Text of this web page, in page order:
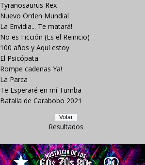
Tyranosaurus Rex
Nuevo Orden Mundial
La Envidia... Te matará!
No es Ficción (Es el Reinicio)
100 años y Aquí estoy
El Psicópata
Rompe cadenas Ya!
La Parca
Te Esperaré en mí Tumba
Batalla de Carabobo 2021
Resultados